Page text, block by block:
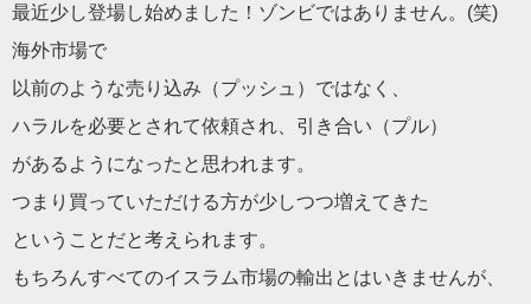
最近少し登場し始めました！ゾンビではありません。(笑)
海外市場で
以前のような売り込み（プッシュ）ではなく、
ハラルを必要とされて依頼され、引き合い（プル）
があるようになったと思われます。
つまり買っていただける方が少しつつ増えてきた
ということだと考えられます。
もちろんすべてのイスラム市場の輸出とはいきませんが、